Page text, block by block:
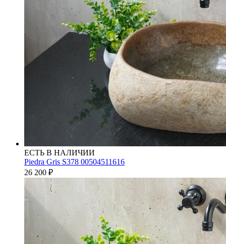
ЕСТЬ В НАЛИЧИИ
Piedra Gris S378 00504511616
26 200 ₽